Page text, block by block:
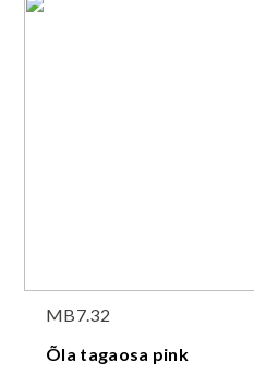
MB7.32
Õla tagaosa pink